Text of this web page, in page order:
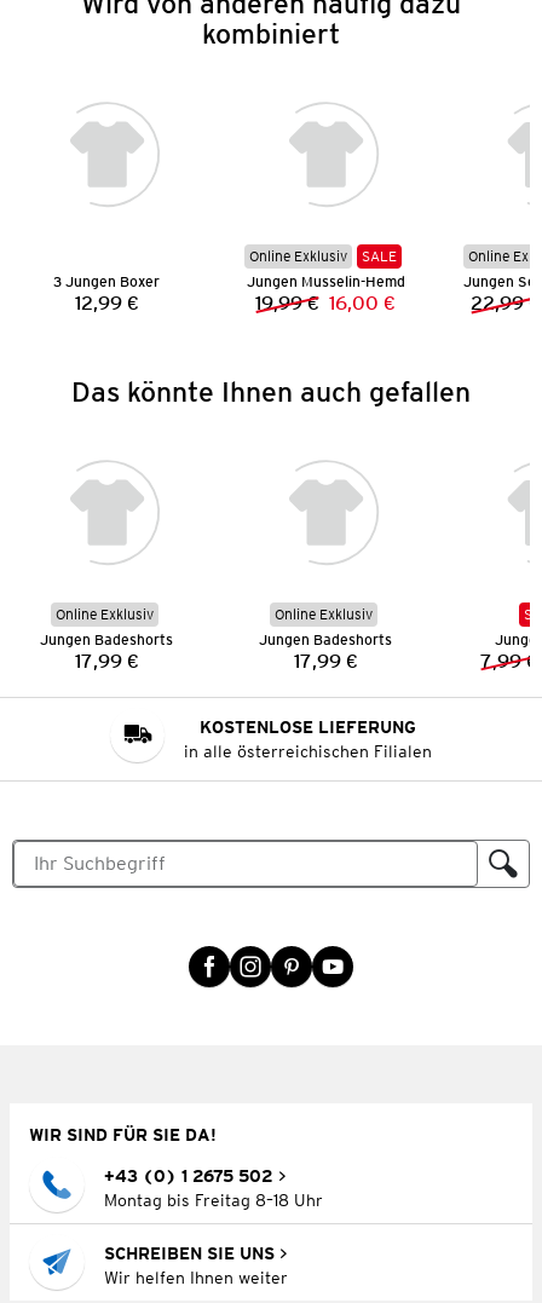
kombiniert
3 Jungen Boxer
Preis:
12,99 €
Online Exklusiv
SALE
Jungen Musselin-Hemd
Vorheriger Preis:
19,99 € Neuer Preis:
16,00 €
Online
22,99 €
Das könnte Ihnen auch gefallen
Online Exklusiv
Jungen Badeshorts
Preis:
17,99 €
Online Exklusiv
Jungen Badeshorts
Preis:
17,99 € 7,99 €
KOSTENLOSE LIEFERUNG
in alle österreichischen Filialen
WIR SIND FÜR SIE DA!
+43 (0) 1 2675 502
Montag bis Freitag 8–18 Uhr
SCHREIBEN SIE UNS
Wir helfen Ihnen weiter